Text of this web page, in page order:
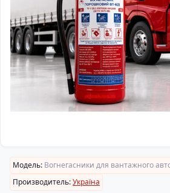
Модель: Вогнегасники для вантажного
Производитель:Україна